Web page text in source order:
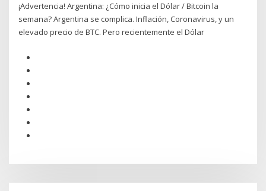
¡Advertencia! Argentina: ¿Cómo inicia el Dólar / Bitcoin la
semana? Argentina se complica. Inflación, Coronavirus, y un
elevado precio de BTC. Pero recientemente el Dólar